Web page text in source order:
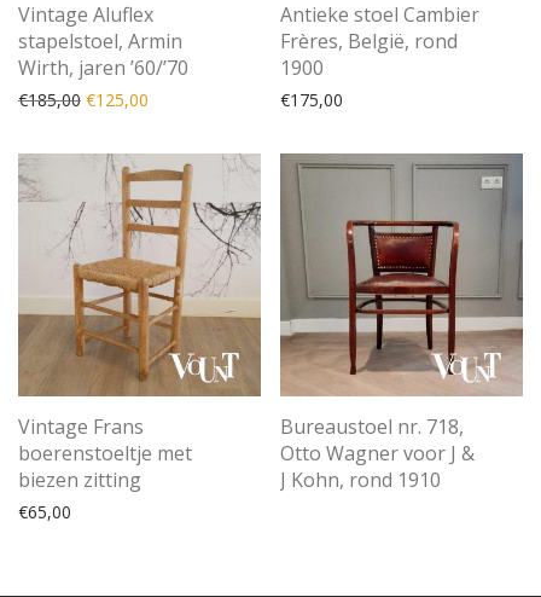
Vintage Aluflex
stapelstoel, Armin
Wirth, jaren ’60/’70
€185,00 Oorspronkelijke prijs was: €185,00.
€125,00 Huidige prijs is: €125,00.
Antieke stoel Cambier
Frères, België, rond
1900
€175,00
Vintage Frans
boerenstoeltje met
biezen zitting
€65,00
Bureaustoel nr. 718,
Otto Wagner voor J &
J Kohn, rond 1910